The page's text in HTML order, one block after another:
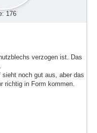
176
verzogen ist. Das
noch gut aus, aber das
richtig in Form kommen.